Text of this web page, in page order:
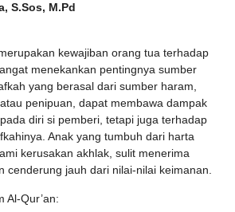
S.Sos, M.Pd
kewajiban orang tua terhadap
menekankan pentingnya sumber
yang berasal dari sumber haram,
penipuan, dapat membawa dampak
diri si pemberi, tetapi juga terhadap
Anak yang tumbuh dari harta
kerusakan akhlak, sulit menerima
cenderung jauh dari nilai-nilai keimanan.
Al-Qur’an: